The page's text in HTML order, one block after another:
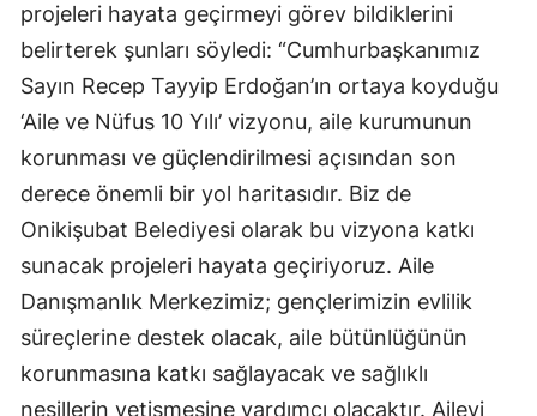
projeleri hayata geçirmeyi görev bildiklerini
belirterek şunları söyledi: “Cumhurbaşkanımız
Sayın Recep Tayyip Erdoğan’ın ortaya koyduğu
‘Aile ve Nüfus 10 Yılı’ vizyonu, aile kurumunun
korunması ve güçlendirilmesi açısından son
derece önemli bir yol haritasıdır. Biz de
Onikişubat Belediyesi olarak bu vizyona katkı
sunacak projeleri hayata geçiriyoruz. Aile
Danışmanlık Merkezimiz; gençlerimizin evlilik
süreçlerine destek olacak, aile bütünlüğünün
korunmasına katkı sağlayacak ve sağlıklı
nesillerin yetişmesine yardımcı olacaktır. Aileyi